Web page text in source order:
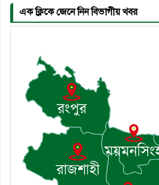
৬। জেলা পুলিশ
৭।
শৃঙ্খলা
৮।
খোঁজখবর
হোসেন
এক ক্লিকে জেনে নিন বিভাগীয় খবর